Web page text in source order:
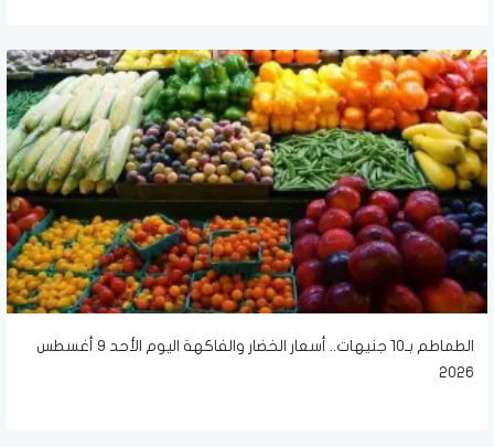
الطماطم بـ10 جنيهات.. أسعار الخضار والفاكهة اليوم الأحد 9 أغسطس
2026